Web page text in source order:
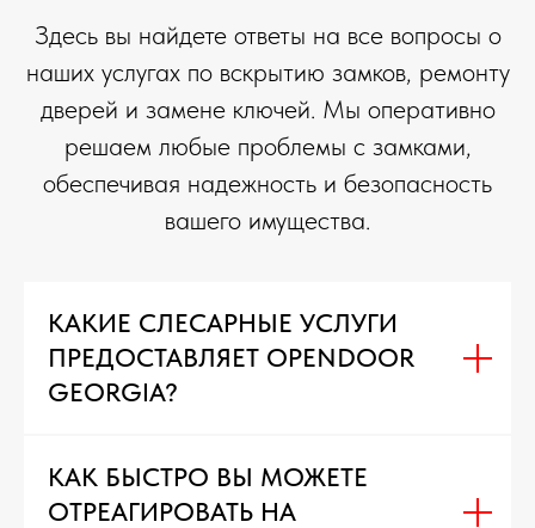
Здесь вы найдете ответы на все вопросы о
наших услугах по вскрытию замков, ремонту
дверей и замене ключей. Мы оперативно
решаем любые проблемы с замками,
обеспечивая надежность и безопасность
вашего имущества.
КАКИЕ СЛЕСАРНЫЕ УСЛУГИ
ПРЕДОСТАВЛЯЕТ OPENDOOR
GEORGIA?
КАК БЫСТРО ВЫ МОЖЕТЕ
ОТРЕАГИРОВАТЬ НА